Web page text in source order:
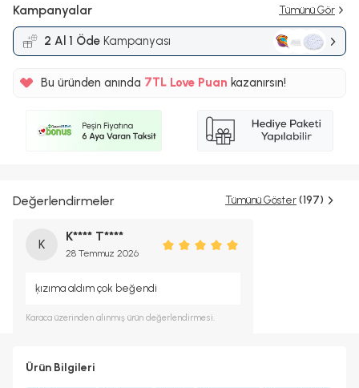
Kampanyalar Tümünü Gör
2 Al 1 Öde Kampanyası
Bu üründen anında 7TLLove Puankazanırsın!
Değerlendirmeler Tümünü Göster (197)
K
K**** T****
28 Temmuz 2026
ķızıma aldım çok beğendi
Karaca üzerinden alınmış ürün değerlendirmesi.
Ürün Bilgileri